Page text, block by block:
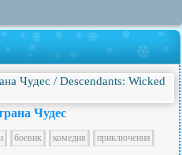
Чудес
боевик комедия
приключения